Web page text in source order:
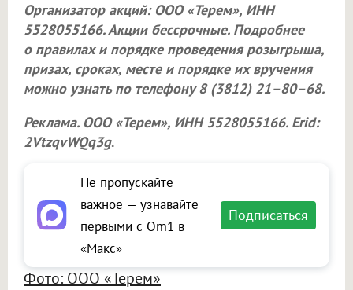
Организатор акций: ООО «Терем», ИНН
5528055166. Акции бессрочные. Подробнее
о правилах и порядке проведения розыгрыша,
призах, сроках, месте и порядке их вручения
можно узнать по телефону 8 (3812) 21–80–68.
Реклама. ООО «Терем», ИНН 5528055166. Erid:
2VtzqvWQq3g.
Не пропускайте
важное — узнавайте
первыми с Om1 в
«Макс»
Подписаться
Фото: ООО «Терем»